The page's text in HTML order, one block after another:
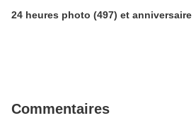
24 heures photo (497) et anniversaire
Commentaires